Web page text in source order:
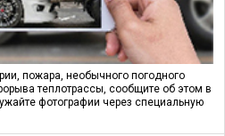
пожара, необычного погодного
теплотрассы, сообщите об этом в
фотографии через специальную